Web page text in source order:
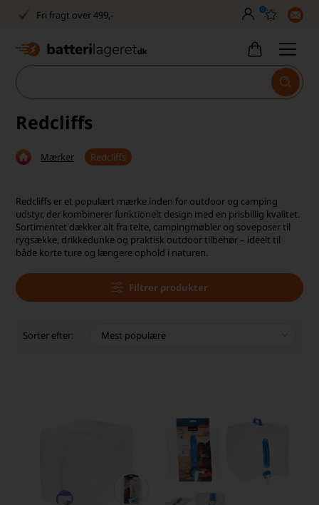
Dansk lager
30 dages returret
1040+ glade kunder på Trustpilot
Dag-til-dag levering
Fri fragt over 499,-
30 dages returret
Tlf. er lukket uge 27-32
1040+ glade kunder på Trustpilot
0
Redcliffs
Mærker Redcliffs
Redcliffs er et populært mærke inden for outdoor og camping
udstyr, der kombinerer funktionelt design med en prisbillig kvalitet.
Sortimentet dækker alt fra telte, campingmøbler og soveposer til
rygsække, drikkedunke og praktisk outdoor tilbehør – ideelt til
både korte ture og længere ophold i naturen.
Filtrer produkter
Sorter efter: